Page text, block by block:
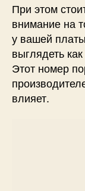
При этом
внимание на
у вашей
выглядеть
Этот номер
влияет.